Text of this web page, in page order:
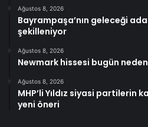
Ağustos 8, 2026
Bayrampaşa’nın geleceği
şekilleniyor
Ağustos 8, 2026
Newmark hissesi bugün
Ağustos 8, 2026
MHP’li Yıldız siyasi partilerin
yeni öneri